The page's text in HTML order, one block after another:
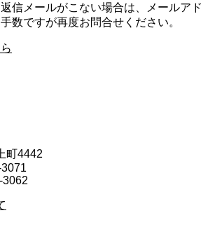
信メールがこない場合は、メールアド
数ですが再度お問合せください。
町4442
3062